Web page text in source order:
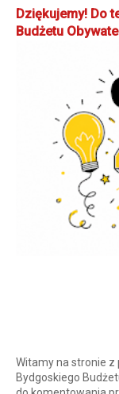
Dziękujemy! Do
Budżetu
Witamy na stronie z
Bydgoskiego